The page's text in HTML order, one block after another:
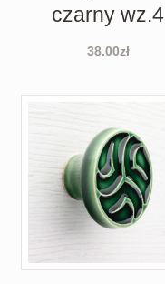
czarny wz.4
38.00zł